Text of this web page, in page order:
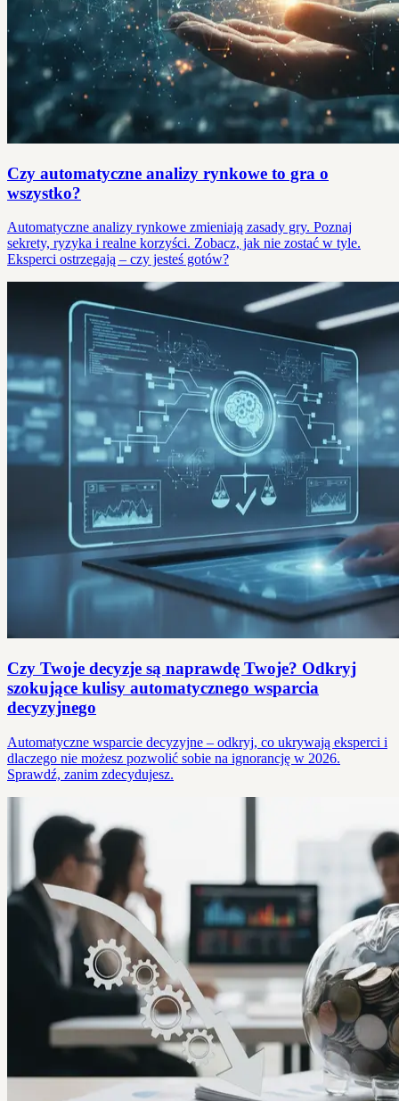
Czy automatyczne analizy rynkowe to gra o
wszystko?
Automatyczne analizy rynkowe zmieniają zasady gry. Poznaj
sekrety, ryzyka i realne korzyści. Zobacz, jak nie zostać w tyle.
Eksperci ostrzegają – czy jesteś gotów?
Czy Twoje decyzje są naprawdę Twoje? Odkryj
szokujące kulisy automatycznego wsparcia
decyzyjnego
Automatyczne wsparcie decyzyjne – odkryj, co ukrywają eksperci i
dlaczego nie możesz pozwolić sobie na ignorancję w 2026.
Sprawdź, zanim zdecydujesz.